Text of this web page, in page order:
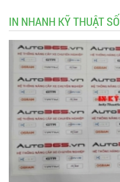
IN NHANH KỸ THUẬT SỐ